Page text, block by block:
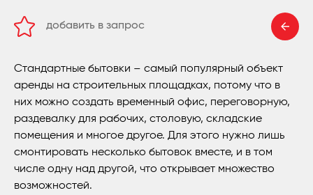
добавить в запрос
Стандартные бытовки – самый популярный объект
аренды на строительных площадках, потому что в
них можно создать временный офис, переговорную,
раздевалку для рабочих, столовую, складские
помещения и многое другое. Для этого нужно лишь
смонтировать несколько бытовок вместе, и в том
числе одну над другой, что открывает множество
возможностей.